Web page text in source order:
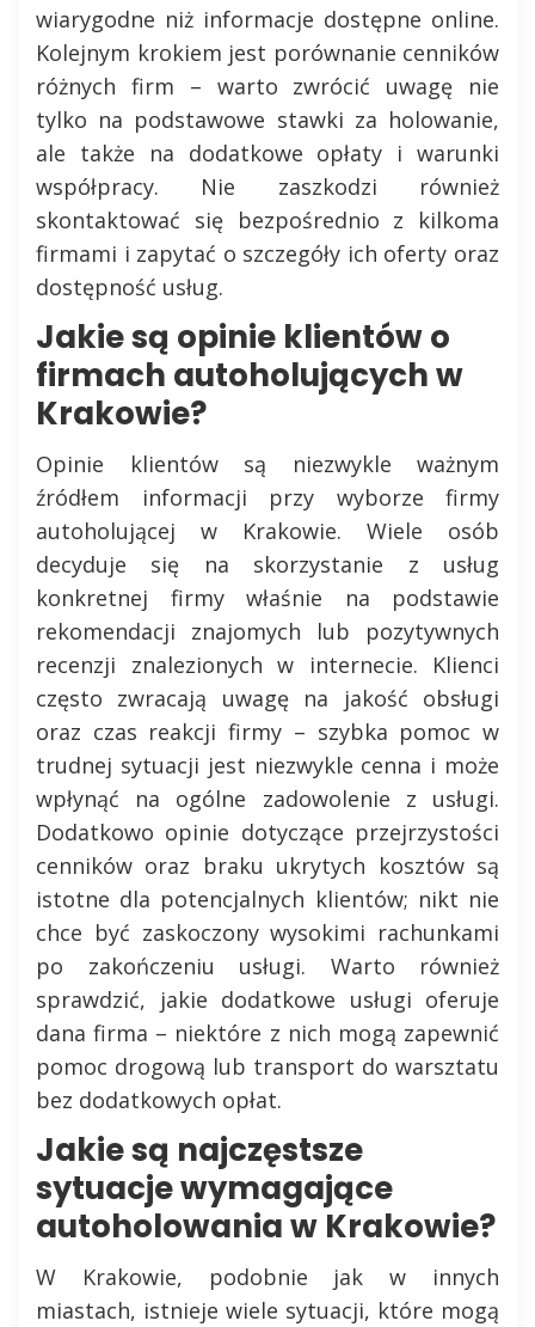
wiarygodne niż informacje dostępne online.
Kolejnym krokiem jest porównanie cenników
różnych firm – warto zwrócić uwagę nie
tylko na podstawowe stawki za holowanie,
ale także na dodatkowe opłaty i warunki
współpracy. Nie zaszkodzi również
skontaktować się bezpośrednio z kilkoma
firmami i zapytać o szczegóły ich oferty oraz
dostępność usług.
Jakie są opinie klientów o
firmach autoholujących w
Krakowie?
Opinie klientów są niezwykle ważnym
źródłem informacji przy wyborze firmy
autoholującej w Krakowie. Wiele osób
decyduje się na skorzystanie z usług
konkretnej firmy właśnie na podstawie
rekomendacji znajomych lub pozytywnych
recenzji znalezionych w internecie. Klienci
często zwracają uwagę na jakość obsługi
oraz czas reakcji firmy – szybka pomoc w
trudnej sytuacji jest niezwykle cenna i może
wpłynąć na ogólne zadowolenie z usługi.
Dodatkowo opinie dotyczące przejrzystości
cenników oraz braku ukrytych kosztów są
istotne dla potencjalnych klientów; nikt nie
chce być zaskoczony wysokimi rachunkami
po zakończeniu usługi. Warto również
sprawdzić, jakie dodatkowe usługi oferuje
dana firma – niektóre z nich mogą zapewnić
pomoc drogową lub transport do warsztatu
bez dodatkowych opłat.
Jakie są najczęstsze
sytuacje wymagające
autoholowania w Krakowie?
W Krakowie, podobnie jak w innych
miastach, istnieje wiele sytuacji, które mogą